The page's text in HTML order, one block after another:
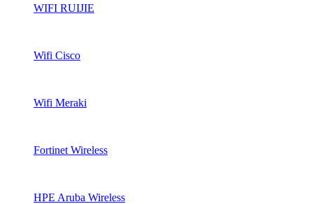
WIFI RUIJIE
Wifi Cisco
Wifi Meraki
Fortinet Wireless
HPE Aruba Wireless